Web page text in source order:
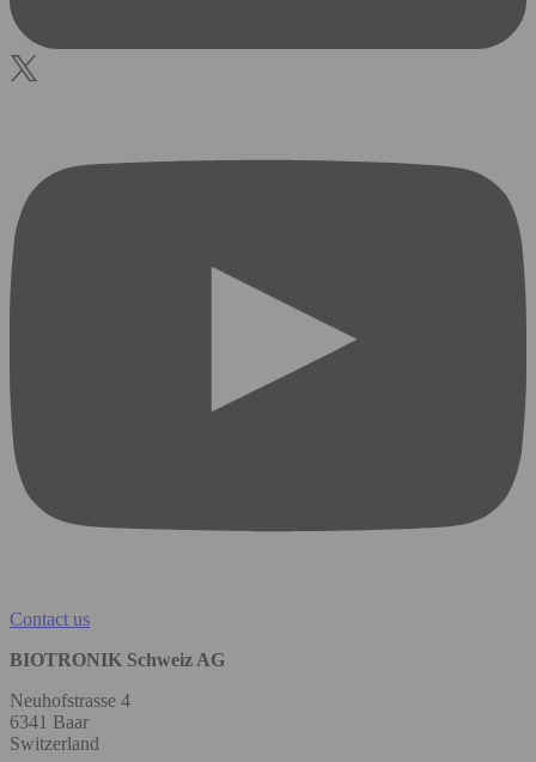
Contact us
BIOTRONIK Schweiz AG
Neuhofstrasse 4
6341 Baar
Switzerland